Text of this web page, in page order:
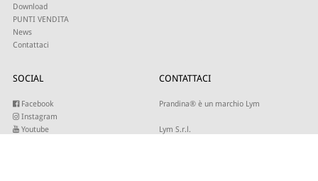
Download
PUNTI VENDITA
News
Contattaci
SOCIAL
Facebook
Instagram
Youtube
CONTATTACI
Prandina® è un marchio Lym
Lym S.r.l.